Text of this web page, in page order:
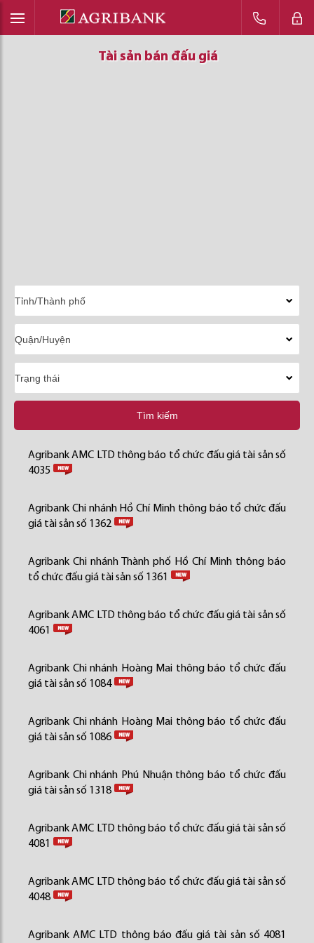
Tài sản bán đấu giá
Tài sản bán đấu giá
Tài sản bán đấu giá
Tìm kiếm
Agribank AMC LTD thông báo tổ chức đấu giá tài sản số
4035
Agribank Chi nhánh Hồ Chí Minh thông báo tổ chức đấu
giá tài sản số 1362
Agribank Chi nhánh Thành phố Hồ Chí Minh thông báo
tổ chức đấu giá tài sản số 1361
Agribank AMC LTD thông báo tổ chức đấu giá tài sản số
4061
Agribank Chi nhánh Hoàng Mai thông báo tổ chức đấu
giá tài sản số 1084
Agribank Chi nhánh Hoàng Mai thông báo tổ chức đấu
giá tài sản số 1086
Agribank Chi nhánh Phú Nhuận thông báo tổ chức đấu
giá tài sản số 1318
Agribank AMC LTD thông báo tổ chức đấu giá tài sản số
4081
Agribank AMC LTD thông báo tổ chức đấu giá tài sản số
4048
Agribank AMC LTD thông báo đấu giá tài sản số 4081